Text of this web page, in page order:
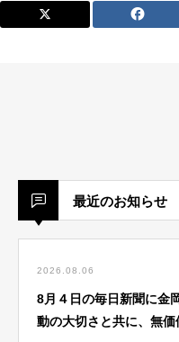
最近のお知らせ
2026.08.06
8月４日の毎日新聞に金
動の大切さと共に、無